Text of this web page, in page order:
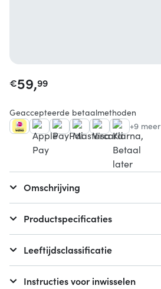
€59,99
Geaccepteerde betaalmethoden
+9 meer
Omschrijving
Productspecificaties
Leeftijdsclassificatie
Instructies voor inwisselen